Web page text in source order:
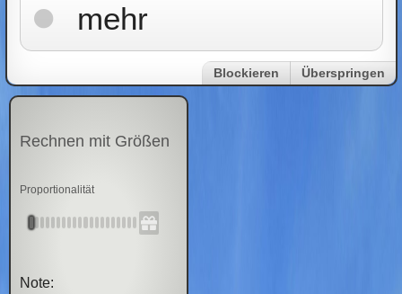
mehr
Blockieren Überspringen
Rechnen mit Größen
Proportionalität
Note: